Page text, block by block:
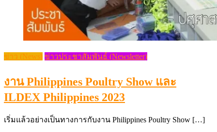
ข่าว (News) ข่าวประชาสัมพันธ์ (Newsletter)
งาน Philippines Poultry Show และ
ILDEX Philippines 2023
เริ่มแล้วอย่างเป็นทางการกับงาน Philippines Poultry Show […]